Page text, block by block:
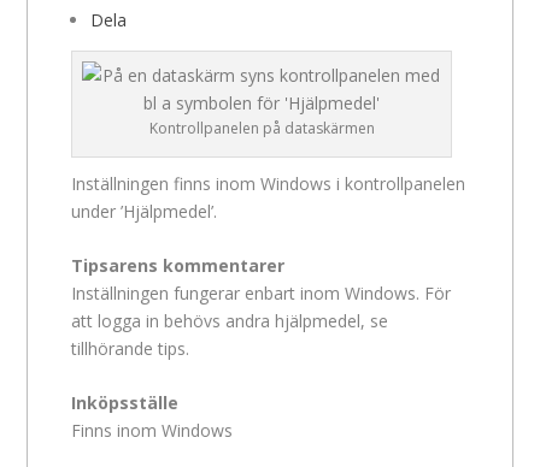
Dela
Kontrollpanelen på dataskärmen
Inställningen finns inom Windows i kontrollpanelen
under ’Hjälpmedel’.
Tipsarens kommentarer
Inställningen fungerar enbart inom Windows. För
att logga in behövs andra hjälpmedel, se
tillhörande tips.
Inköpsställe
Finns inom Windows